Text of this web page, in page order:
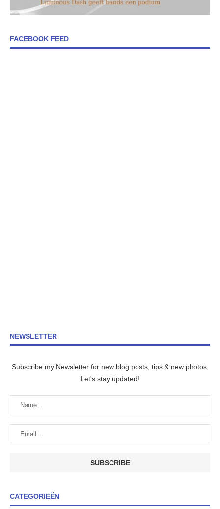
FACEBOOK FEED
NEWSLETTER
Subscribe my Newsletter for new blog posts, tips & new photos.
Let's stay updated!
CATEGORIEËN